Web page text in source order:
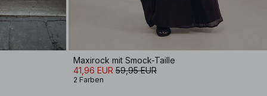
Maxirock mit Smock-Taille
41,96 EUR 59,95 EUR
2 Farben